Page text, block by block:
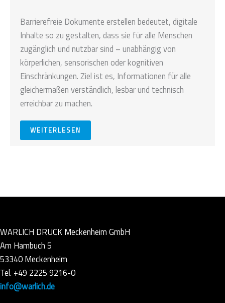
Barrierefreie Dokumente erstellen bedeutet, digitale
Inhalte so zu gestalten, dass sie für alle Menschen
zugänglich und nutzbar sind – unabhängig von
körperlichen, sensorischen oder kognitiven
Einschränkungen. Ziel ist es, Informationen für alle
gleichermaßen verständlich, lesbar und technisch
erreichbar zu machen.
WEITERLESEN
WARLICH DRUCK Meckenheim GmbH
Am Hambuch 5
53340 Meckenheim
Tel. +49 2225 9216-0
info@warlich.de